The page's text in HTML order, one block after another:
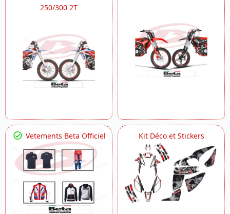
250/300 2T
Vetements Beta Officiel Kit Déco et Stickers